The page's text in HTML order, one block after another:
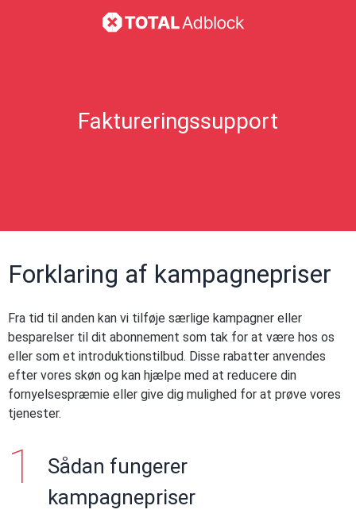
Faktureringssupport
Forklaring af kampagnepriser
Fra tid til anden kan vi tilføje særlige kampagner eller
besparelser til dit abonnement som tak for at være hos os
eller som et introduktionstilbud. Disse rabatter anvendes
efter vores skøn og kan hjælpe med at reducere din
fornyelsespræmie eller give dig mulighed for at prøve vores
tjenester.
Sådan fungerer
kampagnepriser